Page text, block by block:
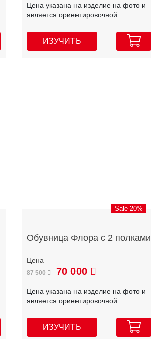
Цена указана на изделие на фото и
является ориентировочной.
ИЗУЧИТЬ
Sale 20%
Обувница Флора с 2 полками
87 500 70 000
Цена указана на изделие на фото и
является ориентировочной.
ИЗУЧИТЬ